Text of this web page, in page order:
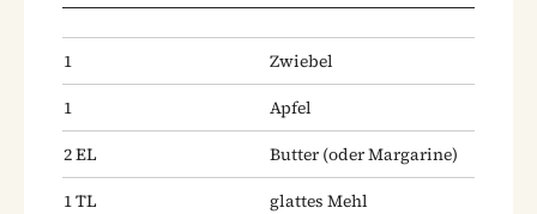
1
Zwiebel
1
Apfel
2EL Butter (oder Margarine)
1TL glattes Mehl